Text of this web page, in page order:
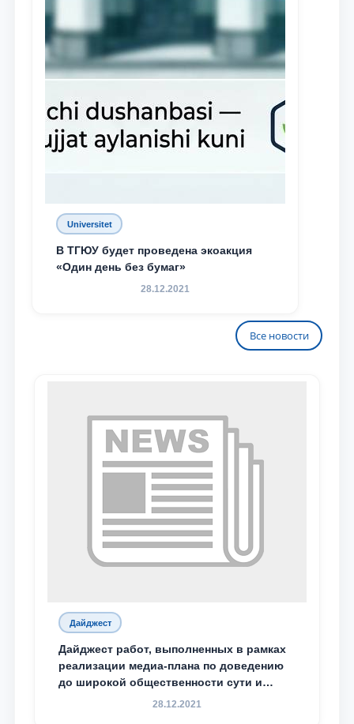
Universitet
В ТГЮУ будет проведена экоакция
«Один день без бумаг»
28.12.2021
Все новости
Дайджест
Дайджест работ, выполненных в рамках
реализации медиа-плана по доведению
до широкой общественности сути и
содержания задач, определённых в
28.12.2021